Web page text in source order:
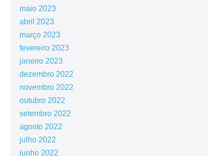
maio 2023
abril 2023
março 2023
fevereiro 2023
janeiro 2023
dezembro 2022
novembro 2022
outubro 2022
setembro 2022
agosto 2022
julho 2022
junho 2022